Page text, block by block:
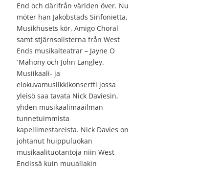
End och därifrån världen över. Nu
möter han Jakobstads Sinfonietta,
Musikhusets kör, Amigo Choral
samt stjärnsolisterna från West
Ends musikalteatrar – Jayne O
´Mahony och John Langley.
Musiikaali- ja
elokuvamusiikkikonsertti jossa
yleisö saa tavata Nick Daviesin,
yhden musikaalimaailman
tunnetuimmista
kapellimestareista. Nick Davies on
johtanut huippuluokan
musikaalituotantoja niin West
Endissä kuin muuallakin